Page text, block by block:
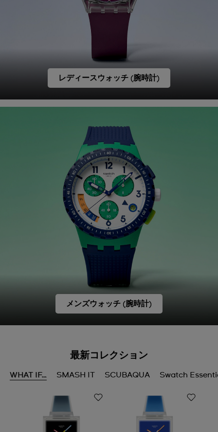
レディースウォッチ (腕時計)
メンズウォッチ (腕時計)
最新コレクション
WHAT IF… SMASH IT SCUBAQUA Swatch